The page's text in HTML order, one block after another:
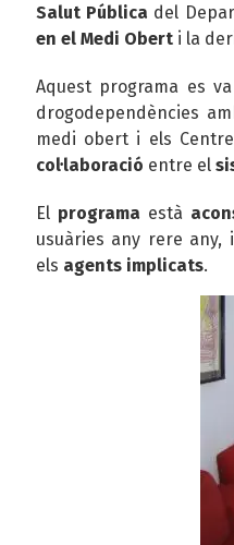
Salut Pública del
en el Medi Obert i la
Aquest programa es
drogodependències
medi obert i els
col·laboració entre el
El programa està
usuàries any rere any,
els agents implicats.